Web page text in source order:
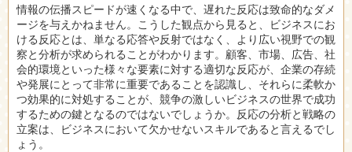
情報の伝播スピードが速くなる中で、遅れた反応は致命的なダメ
ージを与えかねません。こうした観点から見ると、ビジネスにお
ける反応とは、単なる応答や反射ではなく、より広い視野での観
察と分析が求められることがわかります。顧客、市場、広告、社
会的環境といった様々な要素に対する適切な反応が、企業の存続
や発展にとって非常に重要であることを認識し、それらに柔軟か
つ効果的に対処することが、競争の激しいビジネスの世界で成功
するための鍵となるのではないでしょうか。反応の分析と戦略の
立案は、ビジネスにおいて欠かせないスキルであると言えるでし
ょう。